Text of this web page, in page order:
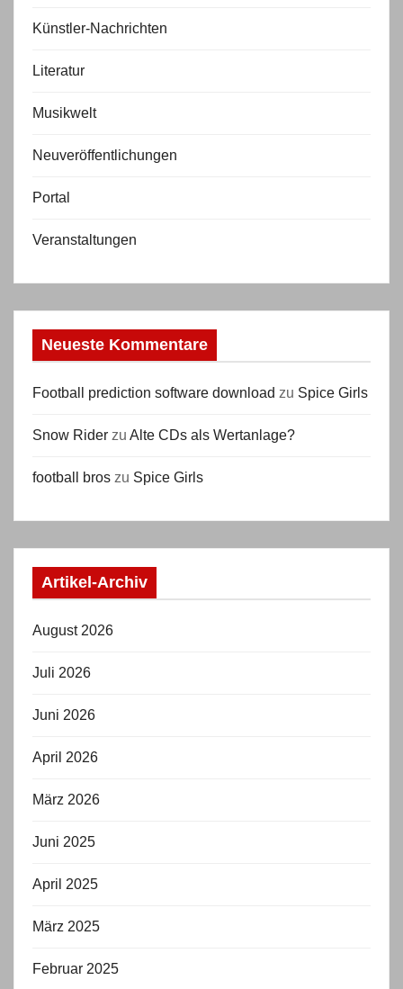
Künstler-Nachrichten
Literatur
Musikwelt
Neuveröffentlichungen
Portal
Veranstaltungen
Neueste Kommentare
Football prediction software download zu Spice Girls
Snow Rider zu Alte CDs als Wertanlage?
football bros zu Spice Girls
Artikel-Archiv
August 2026
Juli 2026
Juni 2026
April 2026
März 2026
Juni 2025
April 2025
März 2025
Februar 2025